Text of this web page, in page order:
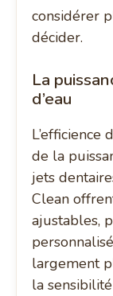
considérer
décider.
La
d’eau
de la
jets
Clean
ajustables,
largement
la